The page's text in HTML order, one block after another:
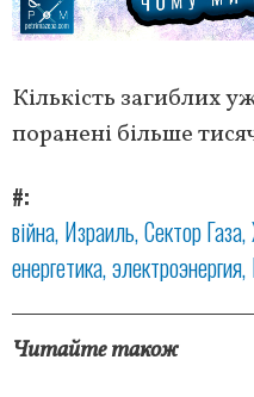
Кількість загиблих
поранені більше
#
війна Израиль Сектор Газа
енергетика электроэнергия
Читайте також